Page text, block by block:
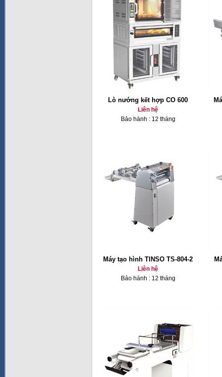
Lò nướng kết hợp CO 600
Liên hệ
Bảo hành : 12 tháng
Máy tạo hình TINSO TS-804-2
Liên hệ
Bảo hành : 12 tháng